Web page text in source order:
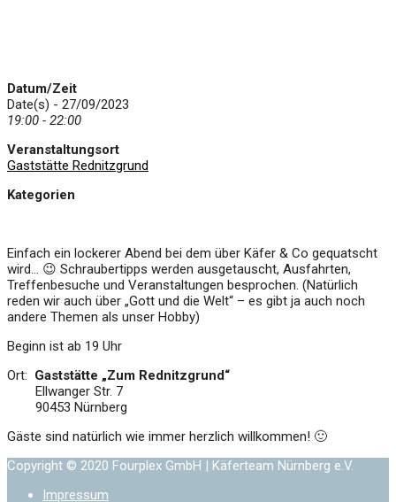
Datum/Zeit
Date(s) - 27/09/2023
19:00 - 22:00
Veranstaltungsort
Gaststätte Rednitzgrund
Kategorien
Einfach ein lockerer Abend bei dem über Käfer & Co gequatscht
wird… 😉 Schraubertipps werden ausgetauscht, Ausfahrten,
Treffenbesuche und Veranstaltungen besprochen. (Natürlich
reden wir auch über „Gott und die Welt“ – es gibt ja auch noch
andere Themen als unser Hobby)
Beginn ist ab 19 Uhr
Ort: Gaststätte „Zum Rednitzgrund“
Ellwanger Str. 7
90453 Nürnberg
Gäste sind natürlich wie immer herzlich willkommen! 🙂
Copyright © 2020 Fourplex GmbH | Käferteam Nürnberg e.V.
Impressum